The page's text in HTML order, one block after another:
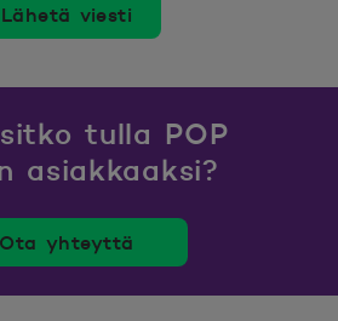
Lähetä viesti
tulla POP
asiakkaaksi?
Ota yhteyttä